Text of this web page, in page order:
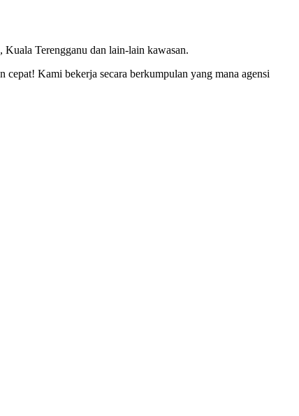
Terengganu dan lain-lain kawasan.
Kami bekerja secara berkumpulan yang mana agensi